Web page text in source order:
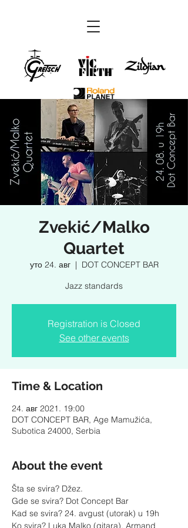
Zvekić/Malko
Quartet
уто 24. авг
  |
DOT CONCEPT BAR
Jazz standards
Registration is Closed
See other events
Time & Location
24. авг 2021. 19:00
DOT CONCEPT BAR, Age Mamužića,
Subotica 24000, Serbia
About the event
Šta se svira? Džez.
Gde se svira? Dot Concept Bar
Kad se svira? 24. avgust (utorak) u 19h
Ko svira? Luka Malko (gitara), Armand